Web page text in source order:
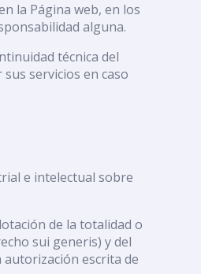
la Página web, en los
alguna.
técnica del
servicios en caso
e intelectual sobre
de la totalidad o
sui generis) y del
escrita de